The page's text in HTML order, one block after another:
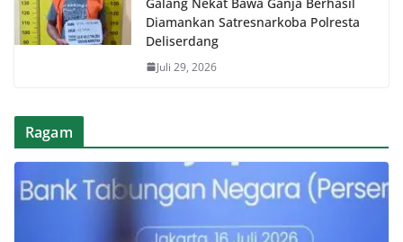
Diamankan Satresnarkoba Polresta
Deliserdang
Juli 29, 2026
Ragam